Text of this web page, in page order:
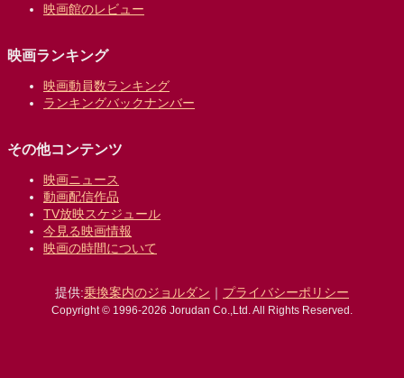
映画館のレビュー
映画ランキング
映画動員数ランキング
ランキングバックナンバー
その他コンテンツ
映画ニュース
動画配信作品
TV放映スケジュール
今見る映画情報
映画の時間について
提供:乗換案内のジョルダン ｜ プライバシーポリシー
Copyright © 1996-2026 Jorudan Co.,Ltd. All Rights Reserved.